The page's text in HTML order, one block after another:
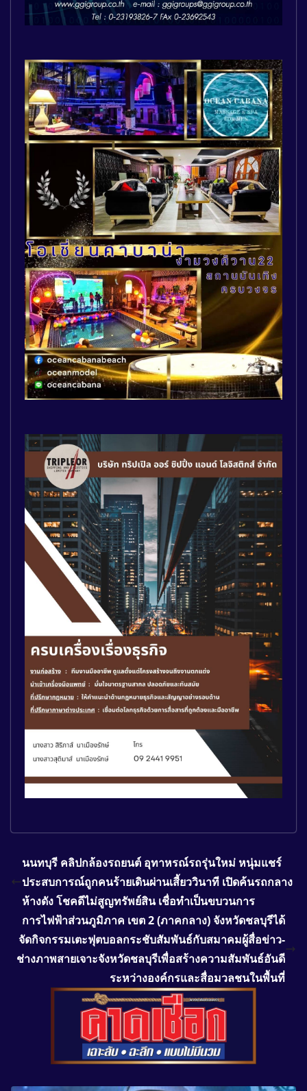
นนทบุรี คลิปกล้องรถยนต์ อุทาหรณ์รถรุ่นใหม่ หนุ่มแชร์
ประสบการณ์ถูกคนร้ายเดินผ่านเสี้ยววินาที เปิดค้นรถกลาง
ห้างดัง โชคดีไม่สูญทรัพย์สิน เชื่อทำเป็นขบวนการ
การไฟฟ้าส่วนภูมิภาค เขต 2 (ภาคกลาง) จังหวัดชลบุรีได้
จัดกิจกรรมเตะฟุตบอลกระชับสัมพันธ์กับสมาคมผู้สื่อข่าว-
ช่างภาพสายเจาะจังหวัดชลบุรีเพื่อสร้างความสัมพันธ์อันดี
ระหว่างองค์กรและสื่อมวลชนในพื้นที่